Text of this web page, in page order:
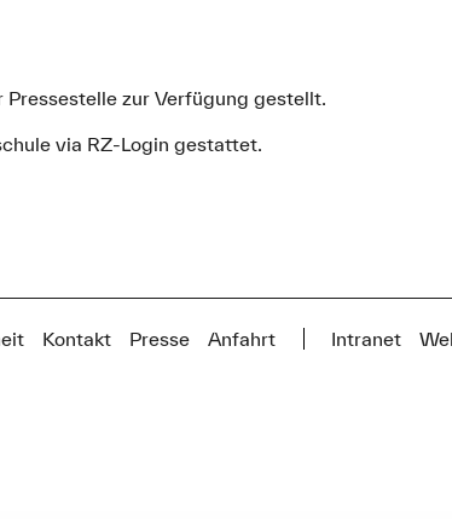
Pressestelle zur Verfügung gestellt.
via RZ-Login gestattet.
Kontakt Presse Anfahrt Intranet